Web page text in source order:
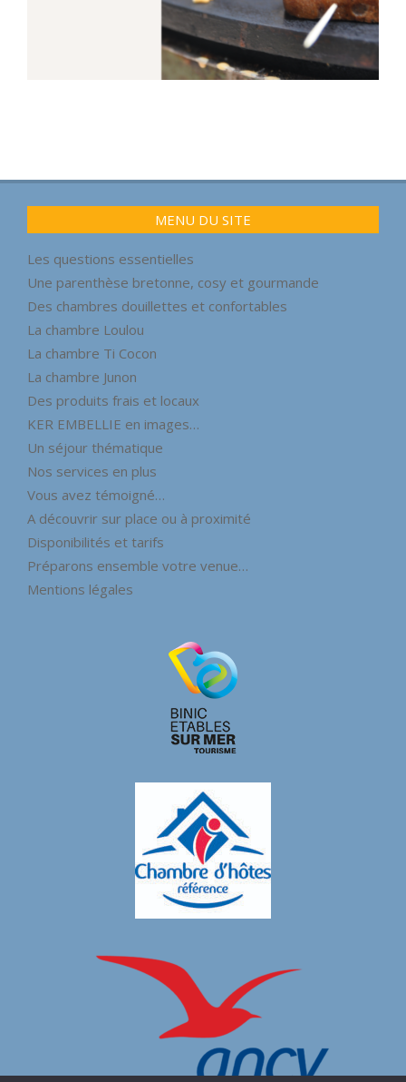
04-
27
MENU DU SITE
Les questions essentielles
Une parenthèse bretonne, cosy et gourmande
Des chambres douillettes et confortables
La chambre Loulou
La chambre Ti Cocon
La chambre Junon
Des produits frais et locaux
KER EMBELLIE en images…
Un séjour thématique
Nos services en plus
Vous avez témoigné…
A découvrir sur place ou à proximité
Disponibilités et tarifs
Préparons ensemble votre venue…
Mentions légales